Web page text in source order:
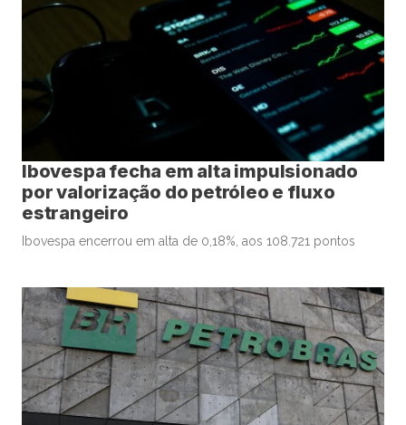
Ibovespa fecha em alta impulsionado
por valorização do petróleo e fluxo
estrangeiro
Ibovespa encerrou em alta de 0,18%, aos 108.721 pontos